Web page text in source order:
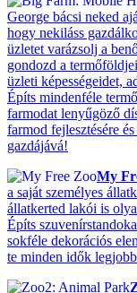
George bácsi neked
hogy nekiláss
üzletet varázsolj a
gondozd a
üzleti képességeidet,
Építs mindenféle
farmodat lenyűgöző
farmod fejlesztésére
gazdájává!
My
a saját személyes
állatkerted lakói is
Építs
sokféle dekorációs
te minden idők